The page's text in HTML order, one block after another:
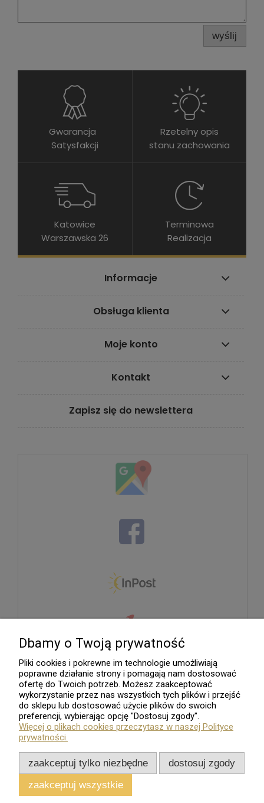
wyślij
Gwarancja
Satysfakcji
Rzetelny opis
stanu zachowania
Katowice
Warszawska 26
Terminowa
Realizacja
Informacje
Obsługa klienta
Moje konto
Kontakt
Zapisz się do newslettera
Sklep internetowy
Wszelkie Prawa Zastrzeżone - 2026. Sklep Numizmatyczny.Com
Dbamy o Twoją prywatność
Pliki cookies i pokrewne im technologie umożliwiają
poprawne działanie strony i pomagają nam dostosować
ofertę do Twoich potrzeb. Możesz zaakceptować
wykorzystanie przez nas wszystkich tych plików i przejść
do sklepu lub dostosować użycie plików do swoich
preferencji, wybierając opcję "Dostosuj zgody".
Więcej o plikach cookies przeczytasz w naszej Polityce
prywatności.
zaakceptuj tylko niezbędne
dostosuj zgody
zaakceptuj wszystkie